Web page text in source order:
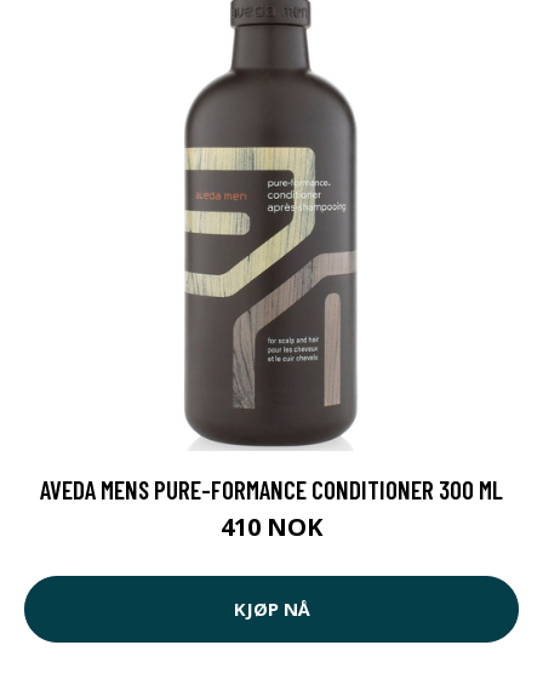
AVEDA MENS PURE-FORMANCE CONDITIONER 300 ML
410 NOK
KJØP NÅ